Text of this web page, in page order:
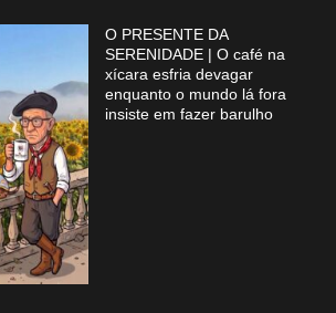
O PRESENTE DA
SERENIDADE | O café na
xícara esfria devagar
enquanto o mundo lá fora
insiste em fazer barulho